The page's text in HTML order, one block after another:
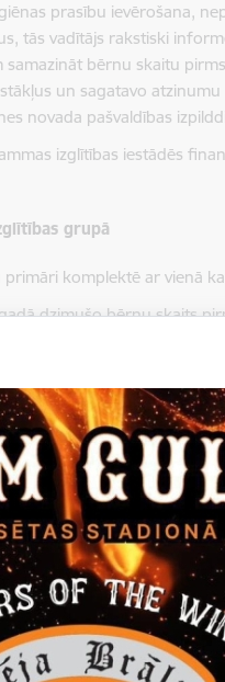
prasību ievērošana,
tās vadītājs rakstiski
samazināt bērnu skaitu
un sagatavo
novada pašvaldības
izglītības iestādēs
grupā
komplektē ar vienā
dzimušo bērnu skaits
- 16;
- 18;
-18;
- 18;
- 18.
nav pietiekams, lai
iestāde komplektē
skaitu grupā:
bērni - 16;